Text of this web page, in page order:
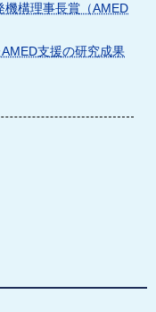
機構理事長賞（AMED
支援の研究成果